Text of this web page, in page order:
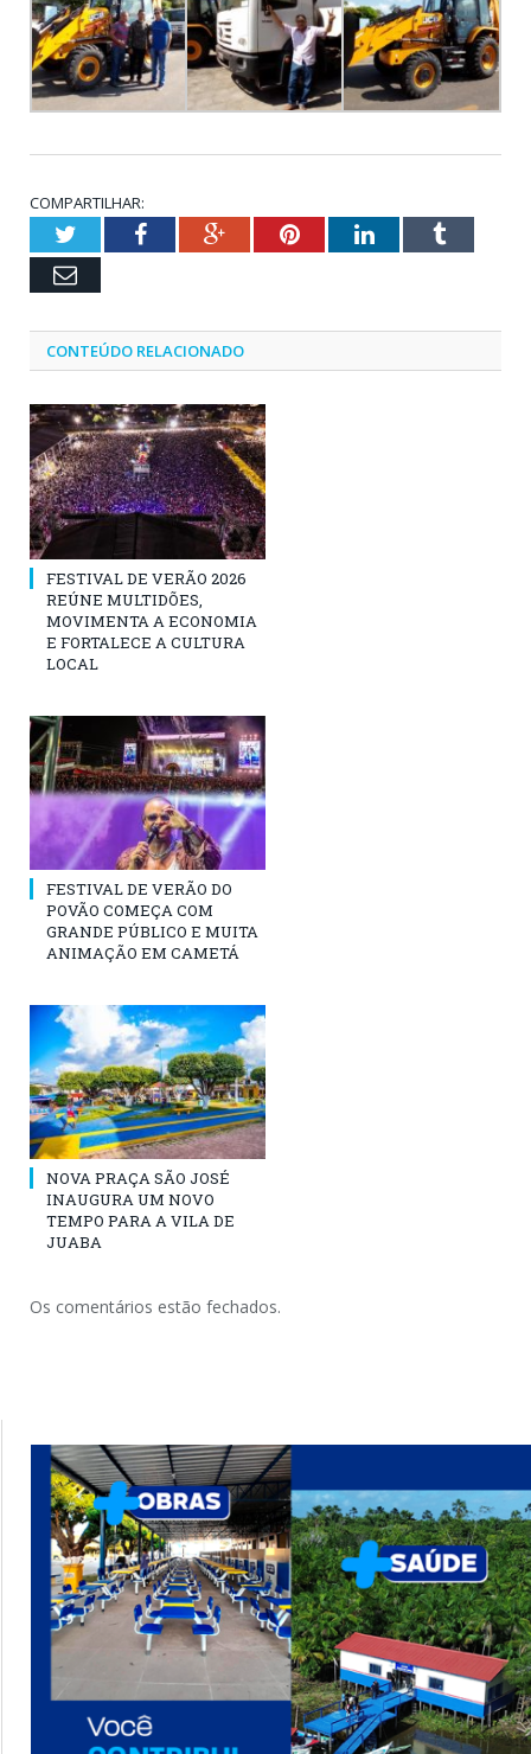
COMPARTILHAR:
TwitterFacebookGoogle+PinterestLinkedInTumblr
Email
CONTEÚDO RELACIONADO
FESTIVAL DE VERÃO 2026
REÚNE MULTIDÕES,
MOVIMENTA A ECONOMIA
E FORTALECE A CULTURA
LOCAL
FESTIVAL DE VERÃO DO
POVÃO COMEÇA COM
GRANDE PÚBLICO E MUITA
ANIMAÇÃO EM CAMETÁ
NOVA PRAÇA SÃO JOSÉ
INAUGURA UM NOVO
TEMPO PARA A VILA DE
JUABA
Os comentários estão fechados.